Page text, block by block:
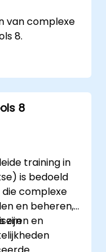
van complexe
8.
regels in jBPM-
workflows.
8
training in
is bedoeld
complexe
en beheren,
en
zijn